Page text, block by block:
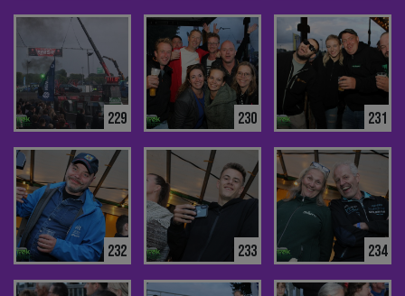
229 230 231
232 233 234